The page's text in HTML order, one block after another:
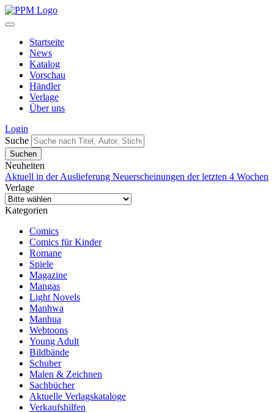
Startseite
News
Katalog
Vorschau
Händler
Verlage
Über uns
Login
Suche
Neuheiten
Aktuell in der Auslieferung Neuerscheinungen der letzten 4 Wochen
Verlage
Kategorien
Comics
Comics für Kinder
Romane
Spiele
Magazine
Mangas
Light Novels
Manhwa
Manhua
Webtoons
Young Adult
Bildbände
Schuber
Malen & Zeichnen
Sachbücher
Aktuelle Verlagskataloge
Verkaufshilfen